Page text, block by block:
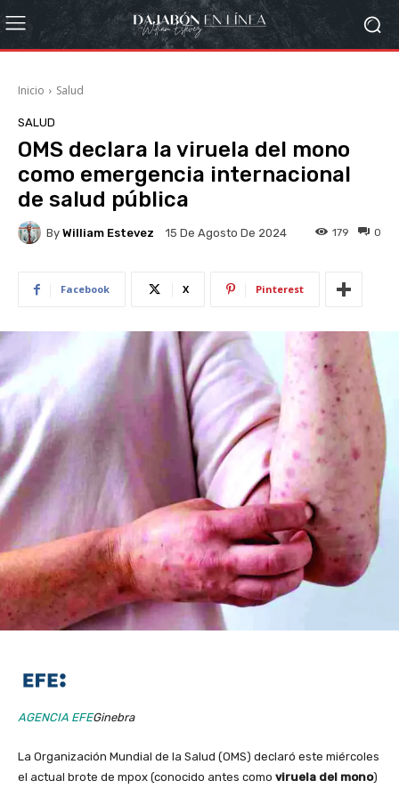
Inicio Salud
SALUD
OMS declara la viruela del mono
como emergencia internacional
de salud pública
By William Estevez 15 De Agosto De 2024 0
179
Facebook X Pinterest
AGENCIA EFEGinebra
La Organización Mundial de la Salud (OMS) declaró este miércoles
el actual brote de mpox (conocido antes como viruela del mono)